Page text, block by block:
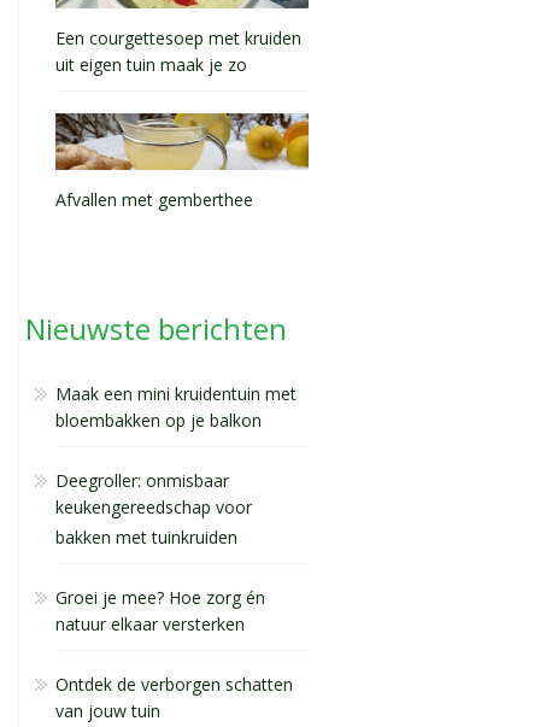
Een courgettesoep met kruiden
uit eigen tuin maak je zo
Afvallen met gemberthee
Nieuwste berichten
Maak een mini kruidentuin met
bloembakken op je balkon
Deegroller: onmisbaar
keukengereedschap voor
bakken met tuinkruiden
Groei je mee? Hoe zorg én
natuur elkaar versterken
Ontdek de verborgen schatten
van jouw tuin